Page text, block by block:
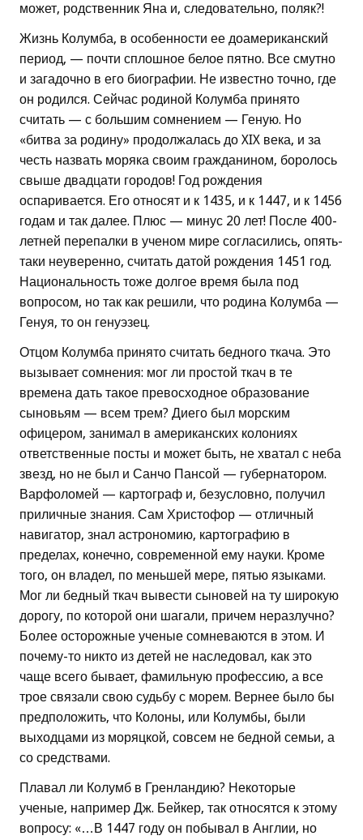
может, родственник Яна и, следовательно, поляк?!
Жизнь Колумба, в особенности ее доамериканский
период, — почти сплошное белое пятно. Все смутно
и загадочно в его биографии. Не известно точно, где
он родился. Сейчас родиной Колумба принято
считать — с большим сомнением — Геную. Но
«битва за родину» продолжалась до XIX века, и за
честь назвать моряка своим гражданином, боролось
свыше двадцати городов! Год рождения
оспаривается. Его относят и к 1435, и к 1447, и к 1456
годам и так далее. Плюс — минус 20 лет! После 400-
летней перепалки в ученом мире согласились, опять-
таки неуверенно, считать датой рождения 1451 год.
Национальность тоже долгое время была под
вопросом, но так как решили, что родина Колумба —
Генуя, то он генуэзец.
Отцом Колумба принято считать бедного ткача. Это
вызывает сомнения: мог ли простой ткач в те
времена дать такое превосходное образование
сыновьям — всем трем? Диего был морским
офицером, занимал в американских колониях
ответственные посты и может быть, не хватал с неба
звезд, но не был и Санчо Пансой — губернатором.
Варфоломей — картограф и, безусловно, получил
приличные знания. Сам Христофор — отличный
навигатор, знал астрономию, картографию в
пределах, конечно, современной ему науки. Кроме
того, он владел, по меньшей мере, пятью языками.
Мог ли бедный ткач вывести сыновей на ту широкую
дорогу, по которой они шагали, причем неразлучно?
Более осторожные ученые сомневаются в этом. И
почему-то никто из детей не наследовал, как это
чаще всего бывает, фамильную профессию, а все
трое связали свою судьбу с морем. Вернее было бы
предположить, что Колоны, или Колумбы, были
выходцами из моряцкой, совсем не бедной семьи, а
со средствами.
Плавал ли Колумб в Гренландию? Некоторые
ученые, например Дж. Бейкер, так относятся к этому
вопросу: «…В 1447 году он побывал в Англии, но